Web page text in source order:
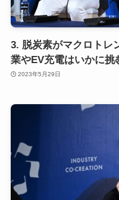
3. 脱炭素がマクロトレ
業やEV充電はいかに挑
2023年5月29日